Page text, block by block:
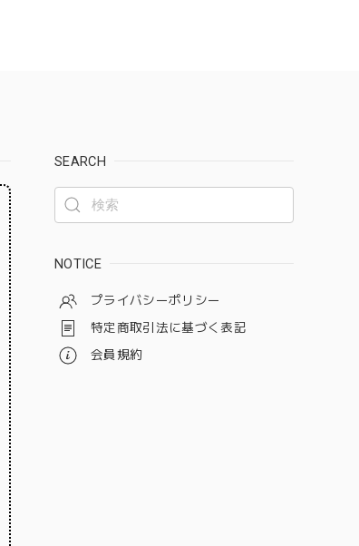
SEARCH
NOTICE
プライバシーポリシー
特定商取引法に基づく表記
会員規約